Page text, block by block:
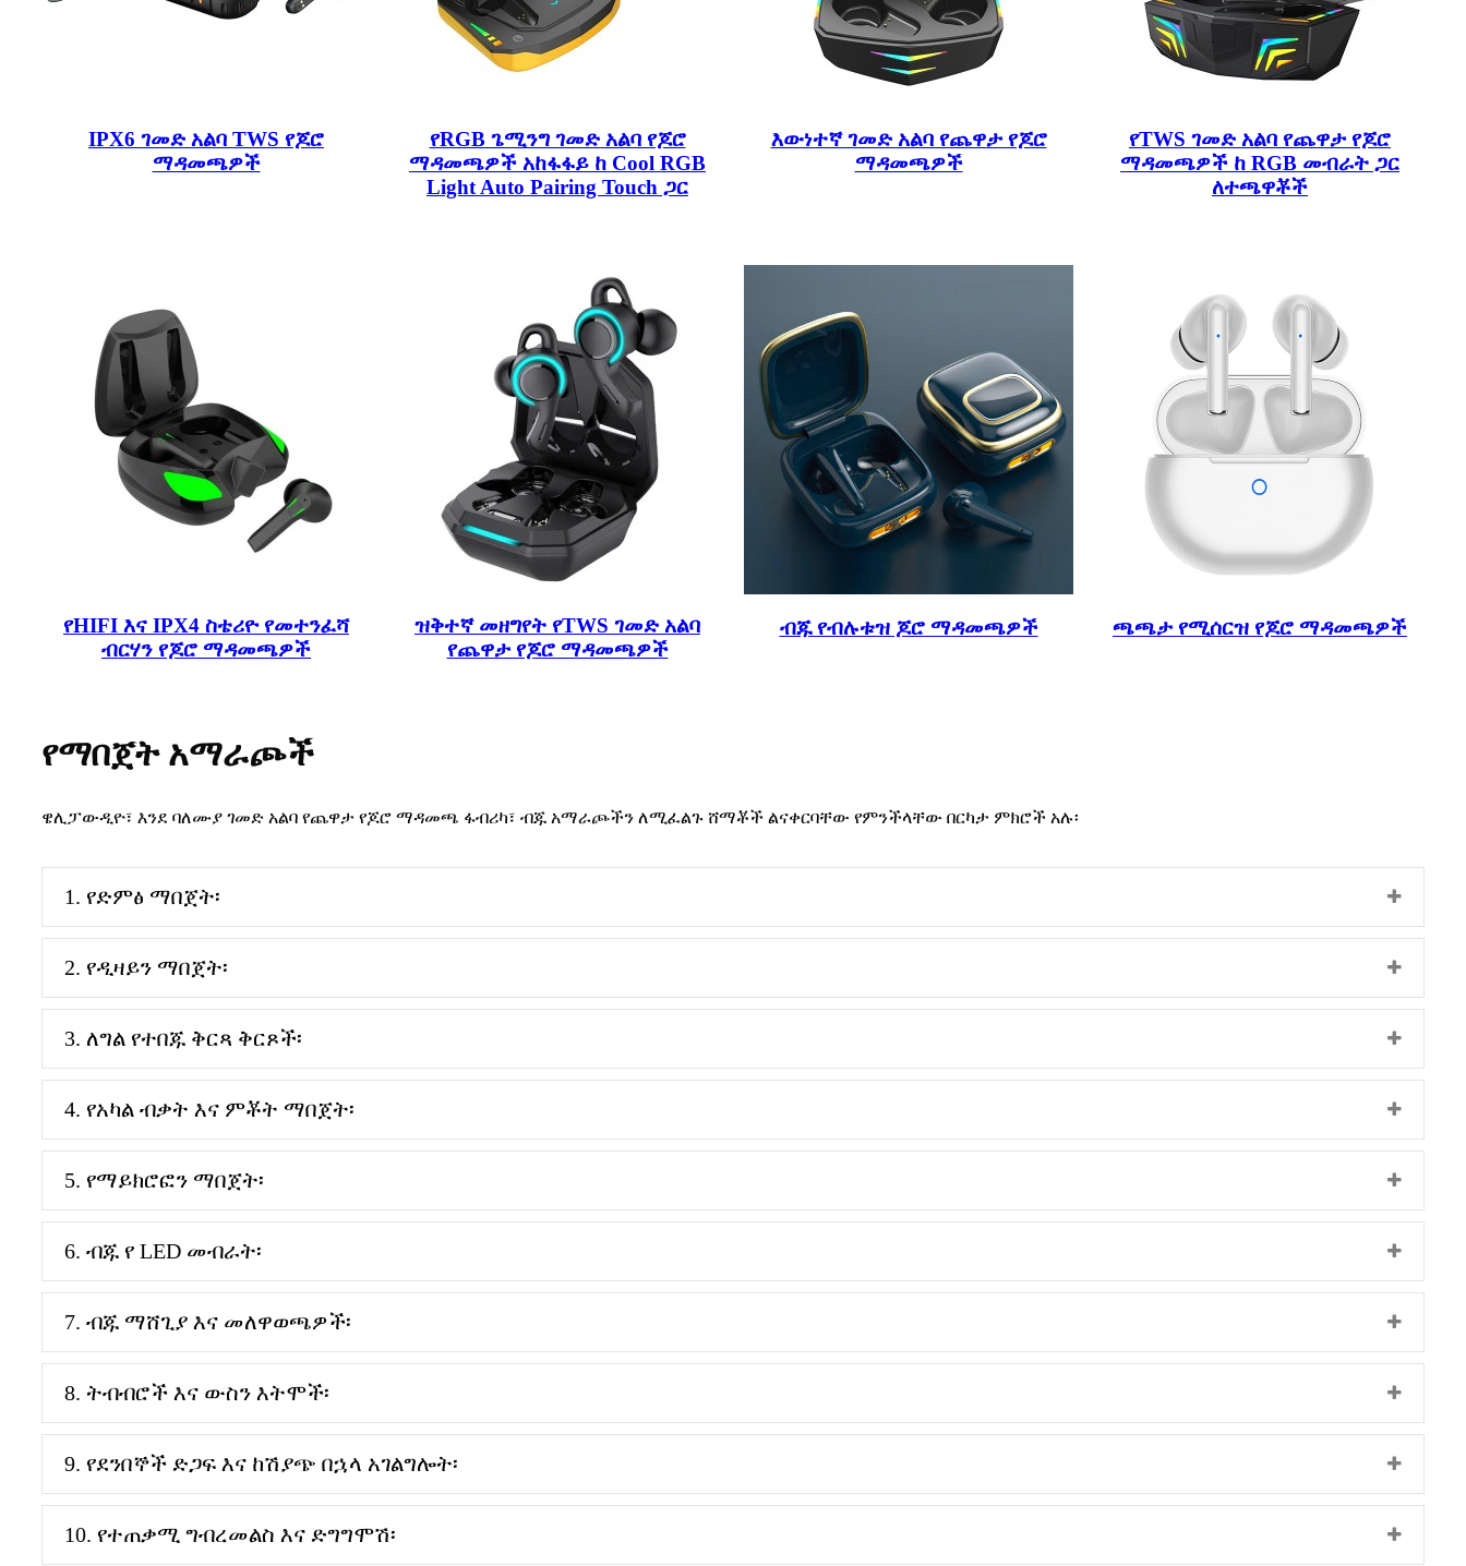
IPX6 ገመድ አልባ TWS የጆሮ
ማዳመጫዎች
የRGB ጌሚንግ ገመድ አልባ የጆሮ
ማዳመጫዎች አከፋፋይ ከ Cool RGB
Light Auto Pairing Touch ጋር
እውነተኛ ገመድ አልባ የጨዋታ የጆሮ
ማዳመጫዎች
የTWS ገመድ አልባ የጨዋታ የጆሮ
ማዳመጫዎች ከ RGB መብራት ጋር
ለተጫዋቾች
የHIFI እና IPX4 ስቴሪዮ የመተንፈሻ
ብርሃን የጆሮ ማዳመጫዎች
ዝቅተኛ መዘግየት የTWS ገመድ አልባ
የጨዋታ የጆሮ ማዳመጫዎች
ብጁ የብሉቱዝ ጆሮ ማዳመጫዎች ጫጫታ የሚሰርዝ የጆሮ ማዳመጫዎች
የማበጀት አማራጮች
ዌሊፓውዲዮ፣ እንደ ባለሙያ ገመድ አልባ የጨዋታ የጆሮ ማዳመጫ ፋብሪካ፣ ብጁ አማራጮችን ለሚፈልጉ ሸማቾች ልናቀርባቸው የምንችላቸው በርካታ ምክሮች አሉ፡
1. የድምፅ ማበጀት፡
2. የዲዛይን ማበጀት፡
3. ለግል የተበጁ ቅርጻ ቅርጾች፡
4. የአካል ብቃት እና ምቾት ማበጀት፡
5. የማይክሮፎን ማበጀት፡
6. ብጁ የ LED መብራት፡
7. ብጁ ማሸጊያ እና መለዋወጫዎች፡
8. ትብብሮች እና ውስን እትሞች፡
9. የደንበኞች ድጋፍ እና ከሽያጭ በኋላ አገልግሎት፡
10. የተጠቃሚ ግብረመልስ እና ድግግሞሽ፡